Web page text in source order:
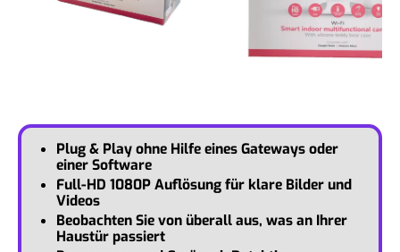
Plug & Play ohne Hilfe eines Gateways oder
einer Software
Full-HD 1080P Auflösung für klare Bilder und
Videos
Beobachten Sie von überall aus, was an Ihrer
Haustür passiert